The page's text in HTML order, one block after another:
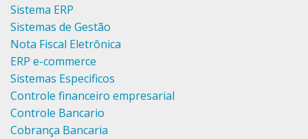
Sistema ERP
Sistemas de Gestão
Nota Fiscal Eletrônica
ERP e-commerce
Sistemas Especificos
Controle financeiro empresarial
Controle Bancario
Cobrança Bancaria